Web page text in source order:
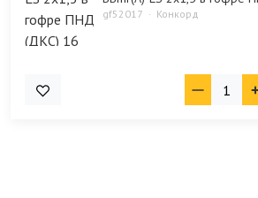
gf52017 Конкорд